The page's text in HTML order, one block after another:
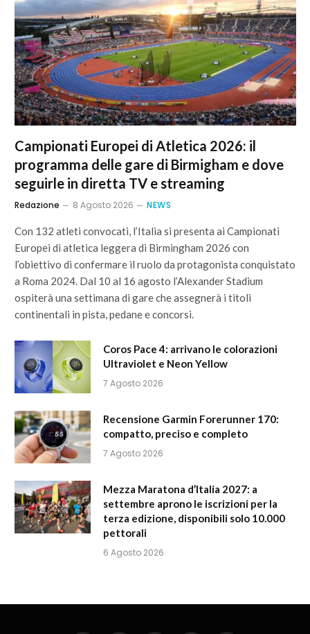
Campionati Europei di Atletica 2026: il
programma delle gare di Birmigham e dove
seguirle in diretta TV e streaming
Redazione 8 Agosto 2026 NEWS
Con 132 atleti convocati, l’Italia si presenta ai Campionati
Europei di atletica leggera di Birmingham 2026 con
l’obiettivo di confermare il ruolo da protagonista conquistato
a Roma 2024. Dal 10 al 16 agosto l’Alexander Stadium
ospiterà una settimana di gare che assegnerà i titoli
continentali in pista, pedane e concorsi.
Coros Pace 4: arrivano le colorazioni
Ultraviolet e Neon Yellow
7 Agosto 2026
Recensione Garmin Forerunner 170:
compatto, preciso e completo
7 Agosto 2026
Mezza Maratona d’Italia 2027: a
settembre aprono le iscrizioni per la
terza edizione, disponibili solo 10.000
pettorali
6 Agosto 2026